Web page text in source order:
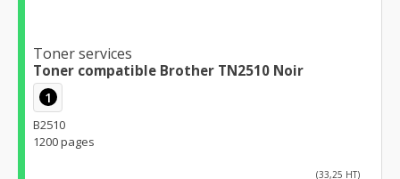
Toner services
Toner compatible Brother TN2510 Noir
1
B2510
1200 pages
(33,25 HT)